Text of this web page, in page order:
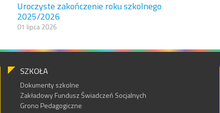
Uroczyste zakończenie roku szkolnego
2025/2026
01 lipca 2026
SZKOŁA
Dokumenty szkolne
Zakładowy Fundusz Świadczeń Socjalnych
Grono Pedagogiczne